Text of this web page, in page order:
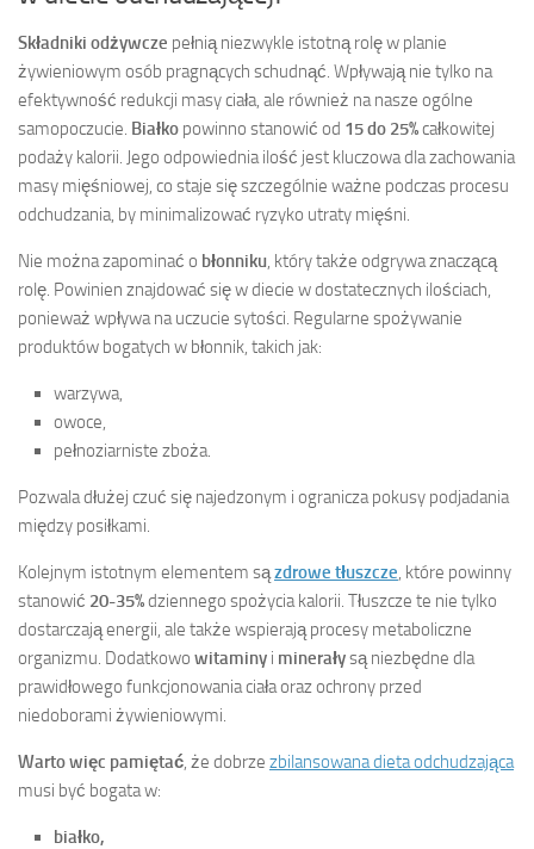
Składniki odżywcze pełnią niezwykle istotną rolę w planie
żywieniowym osób pragnących schudnąć. Wpływają nie tylko na
efektywność redukcji masy ciała, ale również na nasze ogólne
samopoczucie. Białko powinno stanowić od 15 do 25%całkowitej
podaży kalorii. Jego odpowiednia ilość jest kluczowa dla zachowania
masy mięśniowej, co staje się szczególnie ważne podczas procesu
odchudzania, by minimalizować ryzyko utraty mięśni.
Nie można zapominać o błonniku , który także odgrywa znaczącą
rolę. Powinien znajdować się w diecie w dostatecznych ilościach,
ponieważ wpływa na uczucie sytości. Regularne spożywanie
produktów bogatych w błonnik, takich jak:
warzywa,
owoce,
pełnoziarniste zboża.
Pozwala dłużej czuć się najedzonym i ogranicza pokusy podjadania
między posiłkami.
Kolejnym istotnym elementem sązdrowe tłuszcze , które powinny
stanowić 20-35%dziennego spożycia kalorii. Tłuszcze te nie tylko
dostarczają energii, ale także wspierają procesy metaboliczne
organizmu. Dodatkowo witaminy i minerałysą niezbędne dla
prawidłowego funkcjonowania ciała oraz ochrony przed
niedoborami żywieniowymi.
Warto więc pamiętać , że dobrze zbilansowana dieta odchudzająca
musi być bogata w:
białko,